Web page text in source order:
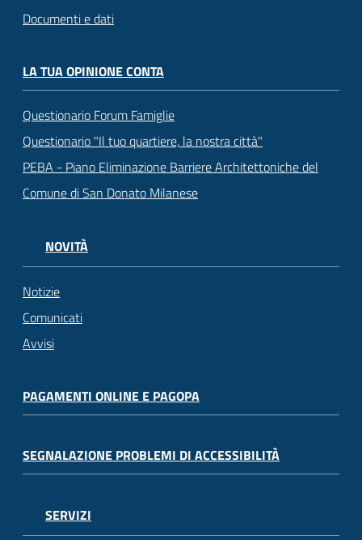
Documenti e dati
LA TUA OPINIONE CONTA
Questionario Forum Famiglie
Questionario "Il tuo quartiere, la nostra città"
PEBA - Piano Eliminazione Barriere Architettoniche del
Comune di San Donato Milanese
NOVITÀ
Notizie
Comunicati
Avvisi
PAGAMENTI ONLINE E PAGOPA
SEGNALAZIONE PROBLEMI DI ACCESSIBILITÀ
SERVIZI